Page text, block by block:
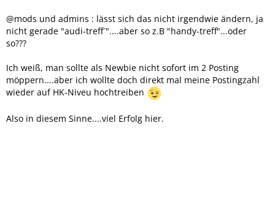
@mods und admins : lässt sich das nicht irgendwie ändern, ja
nicht gerade "audi-treff´"....aber so z.B "handy-treff"...oder
so???
Ich weiß, man sollte als Newbie nicht sofort im 2 Posting
möppern....aber ich wollte doch direkt mal meine Postingzahl
wieder auf HK-Niveu hochtreiben
Also in diesem Sinne....viel Erfolg hier.